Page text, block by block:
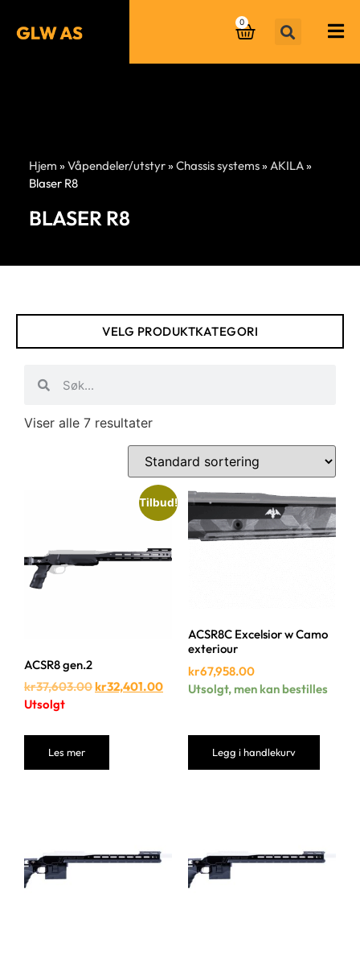
0
Hjem »Våpendeler/utstyr»Chassis systems»AKILA»
Blaser R8
BLASER R8
VELG PRODUKTKATEGORI
Viser alle 7 resultater
Tilbud!
ACSR8 gen.2
kr37,603.00kr32,401.00
Utsolgt
Les mer
ACSR8C Excelsior w Camo
exteriour
kr67,958.00
Utsolgt, men kan bestilles
Legg i handlekurv